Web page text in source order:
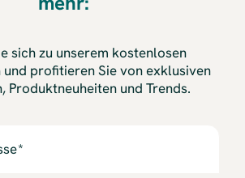
sich zu unserem kostenlosen
profitieren Sie von exklusiven
Produktneuheiten und Trends.